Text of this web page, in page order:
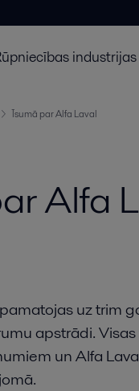
industrijas
Īsumā par Alfa Laval
Alfa
uz trim
apstrādi.
un Alfa